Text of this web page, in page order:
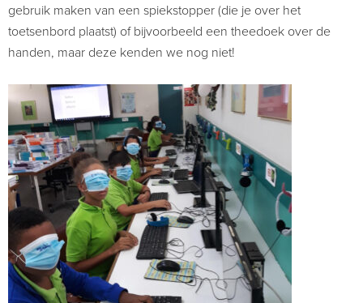
gebruik maken van een spiekstopper (die je over het
toetsenbord plaatst) of bijvoorbeeld een theedoek over de
handen, maar deze kenden we nog niet!